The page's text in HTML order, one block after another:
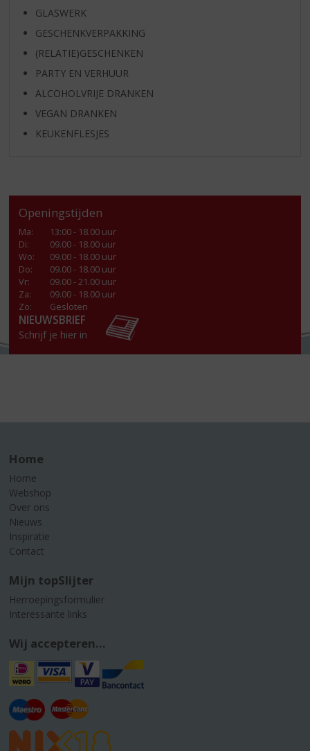
GLASWERK
GESCHENKVERPAKKING
(RELATIE)GESCHENKEN
PARTY EN VERHUUR
ALCOHOLVRIJE DRANKEN
VEGAN DRANKEN
KEUKENFLESJES
Openingstijden
Ma:
13:00 - 18.00 uur
Di:
09.00 - 18.00 uur
Wo:
09.00 - 18.00 uur
Do:
09.00 - 18.00 uur
Vr:
09.00 - 21.00 uur
Za:
09.00 - 18.00 uur
Zo:
Gesloten
NIEUWSBRIEF
Schrijf je hier in
Home
Home
Webshop
Over ons
Nieuws
Inspiratie
Contact
Mijn topSlijter
Herroepingsformulier
Interessante links
Wij accepteren...